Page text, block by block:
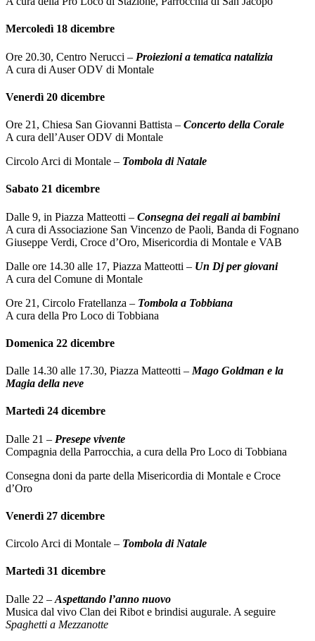
Mercoledì 18 dicembre
Ore 20.30, Centro Nerucci – Proiezioni a tematica natalizia
A cura di Auser ODV di Montale
Venerdì 20 dicembre
Ore 21, Chiesa San Giovanni Battista – Concerto della Corale
A cura dell’Auser ODV di Montale
Circolo Arci di Montale – Tombola di Natale
Sabato 21 dicembre
Dalle 9, in Piazza Matteotti – Consegna dei regali ai bambini
A cura di Associazione San Vincenzo de Paoli, Banda di Fognano
Giuseppe Verdi, Croce d’Oro, Misericordia di Montale e VAB
Dalle ore 14.30 alle 17, Piazza Matteotti – Un Dj per giovani
A cura del Comune di Montale
Ore 21, Circolo Fratellanza – Tombola a Tobbiana
A cura della Pro Loco di Tobbiana
Domenica 22 dicembre
Dalle 14.30 alle 17.30, Piazza Matteotti – Mago Goldman e la
Magia della neve
Martedì 24 dicembre
Dalle 21 – Presepe vivente
Compagnia della Parrocchia, a cura della Pro Loco di Tobbiana
Consegna doni da parte della Misericordia di Montale e Croce
d’Oro
Venerdì 27 dicembre
Circolo Arci di Montale – Tombola di Natale
Martedì 31 dicembre
Dalle 22 – Aspettando l’anno nuovo
Musica dal vivo Clan dei Ribot e brindisi augurale. A seguire
Spaghetti a Mezzanotte